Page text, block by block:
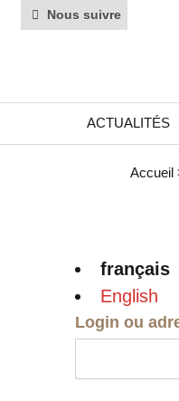
Nous suivre
ACTUALITÉS
Accueil
français
English
Login ou